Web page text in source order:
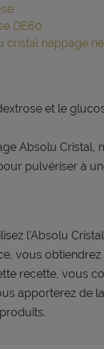
DE60
cristal nappage
et le
Absolu Cristal,
pulvériser à
l’Absolu
vous
recette, vous
apporterez de